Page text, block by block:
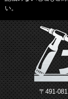
い。
〒491-